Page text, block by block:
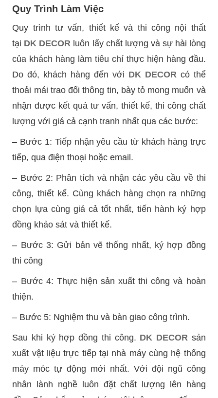
Quy Trình Làm Việc
Quy trình tư vấn, thiết kế và thi công nội thất
tại DK DECOR luôn lấy chất lượng và sự hài lòng
của khách hàng làm tiêu chí thực hiện hàng đầu.
Do đó, khách hàng đến với DK DECOR có thể
thoải mái trao đổi thông tin, bày tỏ mong muốn và
nhận được kết quả tư vấn, thiết kế, thi công chất
lượng với giá cả cạnh tranh nhất qua các bước:
– Bước 1: Tiếp nhận yêu cầu từ khách hàng trực
tiếp, qua điện thoại hoặc email.
– Bước 2: Phân tích và nhận các yêu cầu về thi
công, thiết kế. Cùng khách hàng chọn ra những
chọn lựa cùng giá cả tốt nhất, tiến hành ký hợp
đồng khảo sát và thiết kế.
– Bước 3: Gửi bản vẽ thống nhất, ký hợp đồng
thi công
– Bước 4: Thực hiện sản xuất thi công và hoàn
thiện.
– Bước 5: Nghiệm thu và bàn giao công trình.
Sau khi ký hợp đồng thi công. DK DECOR sản
xuất vật liệu trực tiếp tại nhà máy cùng hệ thống
máy móc tự động mới nhất. Với đội ngũ công
nhân lành nghề luôn đặt chất lượng lên hàng